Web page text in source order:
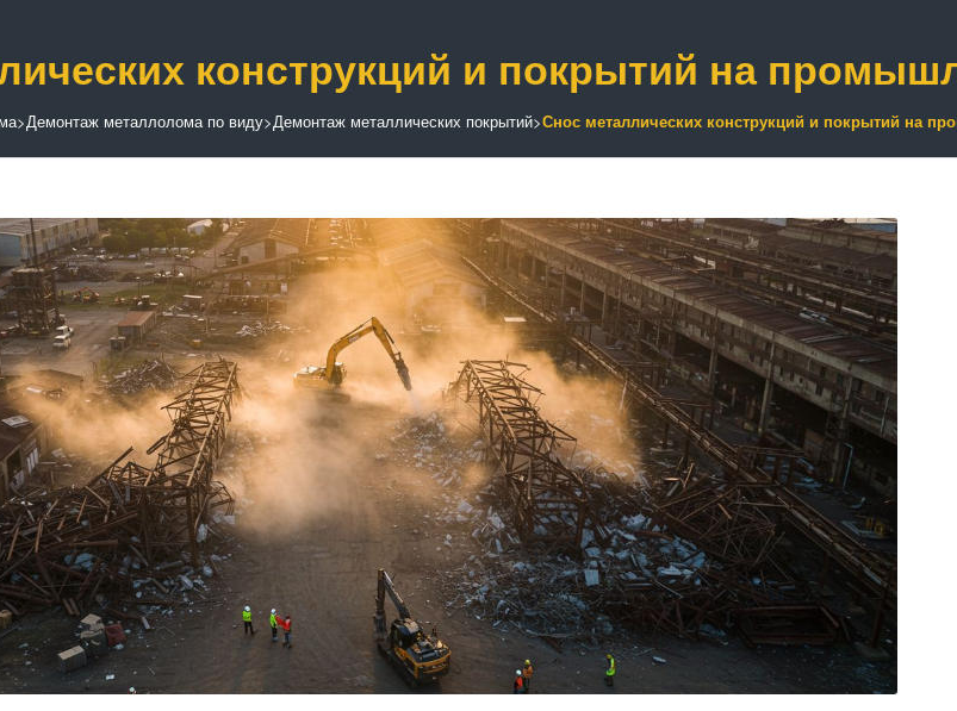
конструкций и покрытий на
>Демонтаж металлолома по виду>Демонтаж металлических покрытий>Снос металлических конструкций и покрытий на